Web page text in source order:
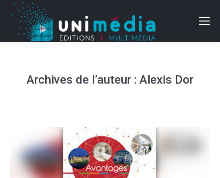
Archives de l’auteur : Alexis Dor